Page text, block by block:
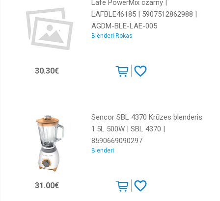
Lafe PowerMix czarny |
LAFBLE46185 | 5907512862988 |
AGDM-BLE-LAE-005
Blenderi Rokas
30.30€
Sencor SBL 4370 Krūzes blenderis
1.5L 500W | SBL 4370 |
8590669090297
Blenderi
31.00€